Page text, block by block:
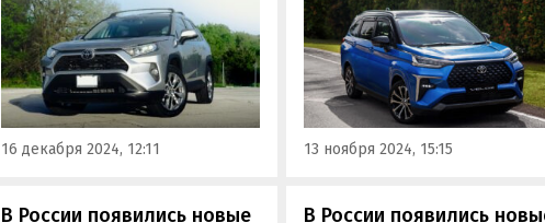
Цены на него на одном из
крупнейших классифайдов в
декабре стартуют от 2 850 066
рублей, пишут «Автоновости
дня».
16 декабря 2024, 12:11
одной альтернативы среди
«китайцев». Цены на них на
одном из классифайдов в
ноябре стартуют от 3 250 000
рублей, пишут «Автоновости
дня».
13 ноября 2024, 15:15
В России появились новые
В России появились